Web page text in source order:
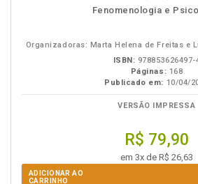
disponívelDisponível
Fenomenologia e
Organizadoras: Marta Helena de Freitas e
ISBN: 978853626497-
Páginas: 168
Publicado em: 10/04/
VERSÃO IMPRESSA
R$ 79,90
em 3x de R$ 26,63
ADICIONAR AO
CARRINHO